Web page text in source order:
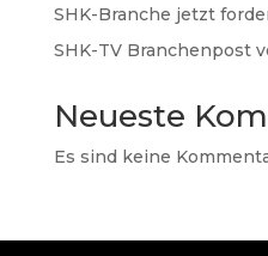
SHK-Branche jetzt
SHK-TV Branchenpost
Neueste
Es sind keine